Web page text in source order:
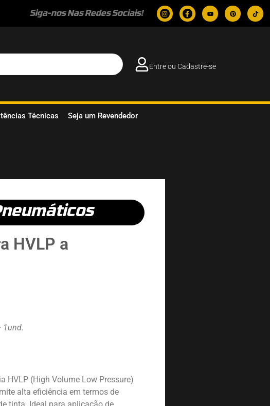
Siga-nos Nas Redes Sociais!
Entre ou Cadastre-se
Técnicas Seja um Revendedor
HVLP a
1und.
HVLP (High Volume Low Pressure)
alta eficiência em termos de
tinta. Ideal para aplicação de